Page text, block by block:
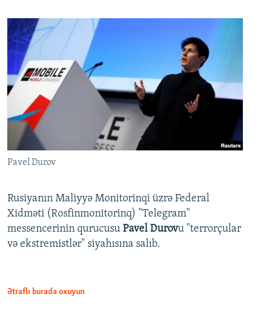
Pavel Durov
Rusiyanın Maliyyə Monitorinqi üzrə Federal
Xidməti (Rosfinmonitorinq) "Telegram"
messencerinin qurucusu Pavel Durovu "terrorçular
və ekstremistlər" siyahısına salıb.
Ətraflı burada oxuyun